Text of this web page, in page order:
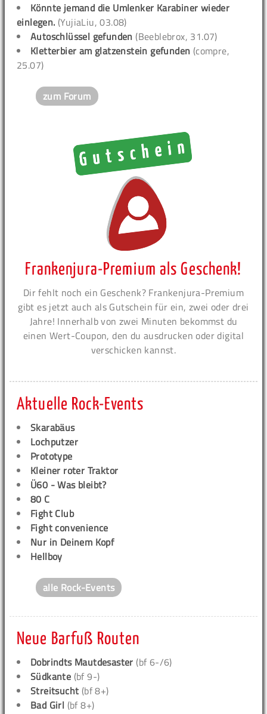
Könnte jemand die Umlenker Karabiner wieder
einlegen. (YujiaLiu, 03.08)
Autoschlüssel gefunden (Beeblebrox, 31.07)
Kletterbier am glatzenstein gefunden (compre,
25.07)
zum Forum
Frankenjura-Premium als Geschenk!
Dir fehlt noch ein Geschenk? Frankenjura-Premium
gibt es jetzt auch als Gutschein für ein, zwei oder drei
Jahre! Innerhalb von zwei Minuten bekommst du
einen Wert-Coupon, den du ausdrucken oder digital
verschicken kannst.
Aktuelle Rock-Events
Skarabäus
Lochputzer
Prototype
Kleiner roter Traktor
Ü60 - Was bleibt?
80 C
Fight Club
Fight convenience
Nur in Deinem Kopf
Hellboy
alle Rock-Events
Neue Barfuß Routen
Dobrindts Mautdesaster (bf 6-/6)
Südkante (bf 9-)
Streitsucht (bf 8+)
Bad Girl (bf 8+)